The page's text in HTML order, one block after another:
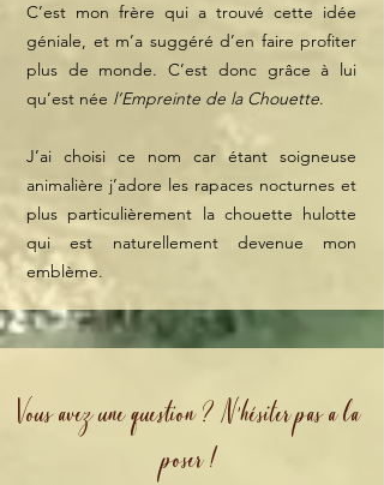
C’est mon frère qui a trouvé cette idée
géniale, et m’a suggéré d’en faire profiter
plus de monde. C’est donc grâce à lui
qu’est née l’Empreinte de la Chouette.
J’ai choisi ce nom car étant soigneuse
animalière j’adore les rapaces nocturnes et
plus particulièrement la chouette hulotte
qui est naturellement devenue mon
emblème.
Vous avez une question ? N'hésiter pas a la
poser !